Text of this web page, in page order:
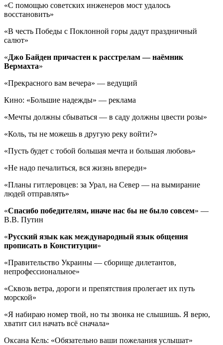
«С помощью советских инженеров мост удалось
восстановить»
«В честь Победы с Поклонной горы дадут праздничный
салют»
«Джо Байден причастен к расстрелам — наёмник
Вермахта»
«Прекрасного вам вечера» — ведущий
Кино: «Большие надежды» — реклама
«Мечты должны сбываться — в саду должны цвести розы»
«Коль, ты не можешь в другую реку войти?»
«Пусть будет с тобой большая мечта и большая любовь»
«Не надо печалиться, вся жизнь впереди»
«Планы гитлеровцев: за Урал, на Север — на вымирание
людей отправлять»
«Спасибо победителям, иначе нас бы не было совсем» —
В.В. Путин
«Русский язык как международный язык общения
прописать в Конституции»
«Правительство Украины — сборище дилетантов,
непрофессиональное»
«Сквозь ветра, дороги и препятствия пролегает их путь
морской»
«Я набираю номер твой, но ты звонка не слышишь. Я верю,
хватит сил начать всё сначала»
Оксана Кель: «Обязательно ваши пожелания услышат»